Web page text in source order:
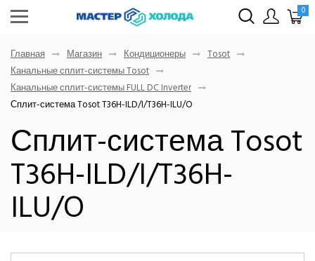
0
Главная Магазин Кондиционеры
Tosot
Канальные сплит-системы Tosot
Канальные сплит-системы FULL DC Inverter
Сплит-система Tosot T36H-ILD/I/T36H-ILU/O
Сплит-система Tosot
T36H-ILD/I/T36H-
ILU/O